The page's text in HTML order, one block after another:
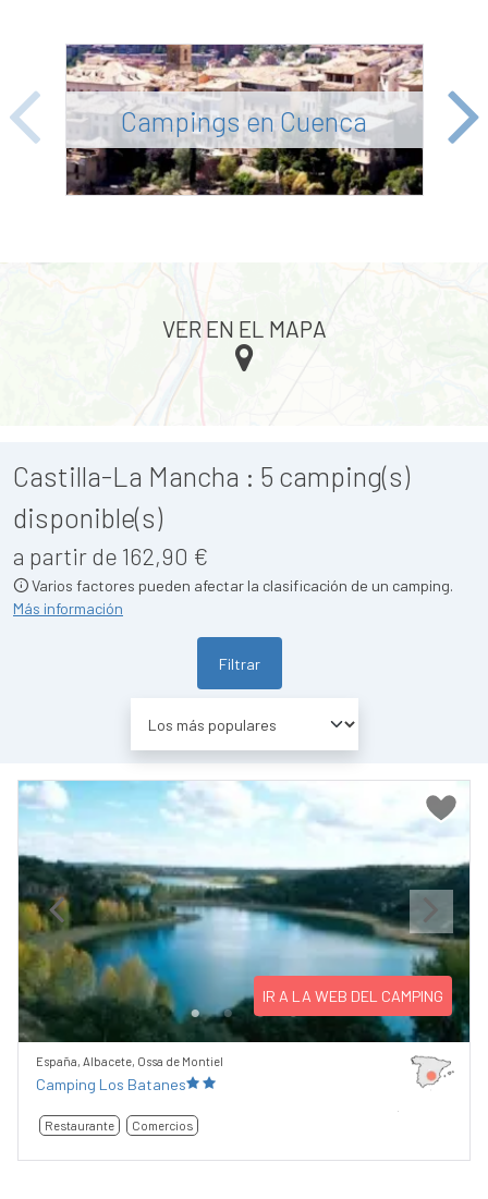
Campings en Cuenca Next
Castilla-La Mancha : 5 camping(s)
disponible(s)
a partir de 162,90 €
Varios factores pueden afectar la clasificación de un camping.
Más información
Filtrar
Previous Next
IR A LA WEB DEL CAMPING
España, Albacete, Ossa de Montiel
Camping Los Batanes
Restaurante Comercios
VER EN EL MAPA